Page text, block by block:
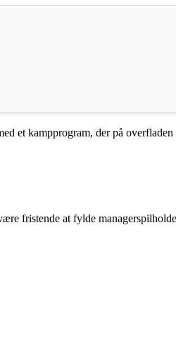
et kampprogram, der på
fristende at fylde